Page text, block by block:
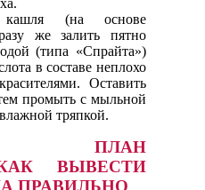
(на основе
же залить пятно
(типа «Спрайта»)
в составе неплохо
Оставить
промыть с мыльной
тряпкой.
ПЛАН
ВЫВЕСТИ
ПРАВИЛЬНО